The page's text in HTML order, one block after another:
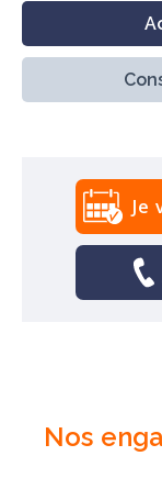
Je
Nos